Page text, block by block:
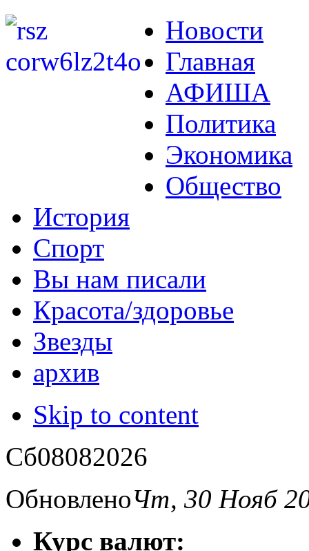
Новости
Главная
АФИША
Политика
Экономика
Общество
История
Спорт
Вы нам писали
Красота/здоровье
Звезды
архив
Skip to content
Сб08082026
ОбновленоЧт, 30 Нояб
Курс валют: